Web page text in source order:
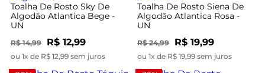
Toalha De Rosto Sky De
Algodão Atlantica Bege -
UN
R$ 14,99 R$ 12,99
ou 1x de R$ 12,99 sem juros
Toalha De Rosto Siena De
Algodão Atlantica Rosa -
UN
R$ 24,99 R$ 19,99
ou 1x de R$ 19,99 sem juros